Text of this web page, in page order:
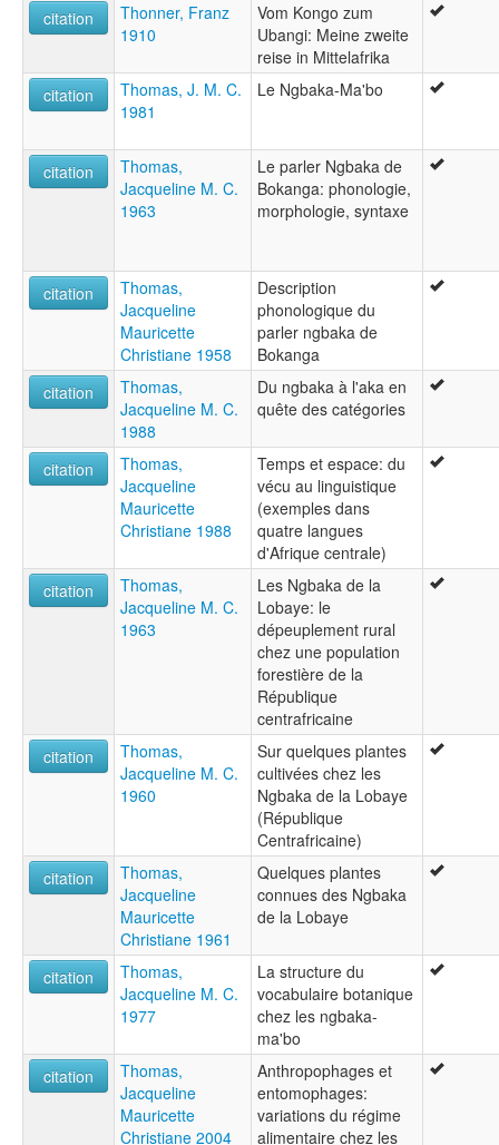
citation
Thonner, Franz
1910
Vom Kongo zum
Ubangi: Meine zweite
reise in Mittelafrika
citation
Thomas, J. M. C.
1981
Le Ngbaka-Ma'bo
citation
Thomas,
Jacqueline M. C.
1963
Le parler Ngbaka de
Bokanga: phonologie,
morphologie, syntaxe
citation
Thomas,
Jacqueline
Mauricette
Christiane 1958
Description
phonologique du
parler ngbaka de
Bokanga
citation
Thomas,
Jacqueline M. C.
1988
Du ngbaka à l'aka en
quête des catégories
citation
Thomas,
Jacqueline
Mauricette
Christiane 1988
Temps et espace: du
vécu au linguistique
(exemples dans
quatre langues
d'Afrique centrale)
citation
Thomas,
Jacqueline M. C.
1963
Les Ngbaka de la
Lobaye: le
dépeuplement rural
chez une population
forestière de la
République
centrafricaine
citation
Thomas,
Jacqueline M. C.
1960
Sur quelques plantes
cultivées chez les
Ngbaka de la Lobaye
(République
Centrafricaine)
citation
Thomas,
Jacqueline
Mauricette
Christiane 1961
Quelques plantes
connues des Ngbaka
de la Lobaye
citation
Thomas,
Jacqueline M. C.
1977
La structure du
vocabulaire botanique
chez les ngbaka-
ma'bo
citation
Thomas,
Jacqueline
Mauricette
Christiane 2004
Anthropophages et
entomophages:
variations du régime
alimentaire chez les